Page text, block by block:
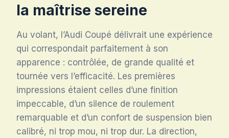
la maîtrise sereine
Au volant, l’Audi Coupé délivrait une expérience
qui correspondait parfaitement à son
apparence : contrôlée, de grande qualité et
tournée vers l’efficacité. Les premières
impressions étaient celles d’une finition
impeccable, d’un silence de roulement
remarquable et d’un confort de suspension bien
calibré, ni trop mou, ni trop dur. La direction,